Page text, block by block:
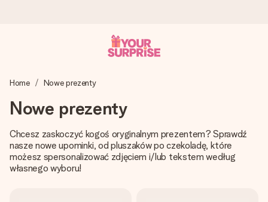
Tworzymy Twój prezent z troską i wysyłamy go w mgnieniu
właściwym momencie, kiedy ma to największe znaczenie
4,7 (na podstawie +15 000 opinii)
Home Nowe prezenty
Nowe prezenty
Chcesz zaskoczyć kogoś oryginalnym prezentem? Sprawdź
nasze nowe upominki, od pluszaków po czekoladę, które
możesz spersonalizować zdjęciem i/lub tekstem według
własnego wyboru!